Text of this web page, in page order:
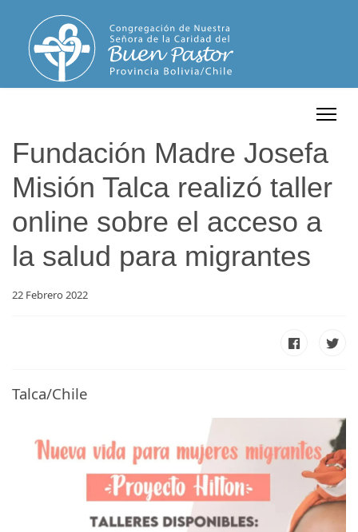
Fundación Madre Josefa
Misión Talca realizó taller
online sobre el acceso a
la salud para migrantes
22 Febrero 2022
Talca/Chile